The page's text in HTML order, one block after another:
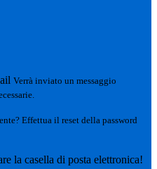
Verrà inviato un messaggio
Effettua il reset della password
la casella di posta elettronica!